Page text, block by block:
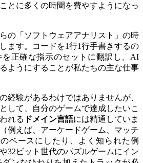
とに多くの時間を費やすようになっ
の「ソフトウェアアナリスト」の時
ます。コードを1行1行手書きするの
正確な指示のセットに翻訳し、AI
ようにすることが私たちの主な仕事
経験があるわけではありませんが、
して、自分のゲームで達成したいこ
れる ドメイン言語には精通していま
例えば、アーケードゲーム、マッチ
ベースにしたり、よく知られた例
32ビット世代のパズルゲームにイン